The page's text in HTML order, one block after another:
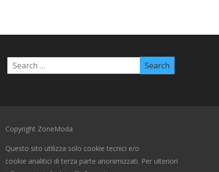
Copyright ZoneModa
Questo sito utilizza solo cookie tecnici e/o
cookie analitici di terza parte anonimizzati. Per ulteriori